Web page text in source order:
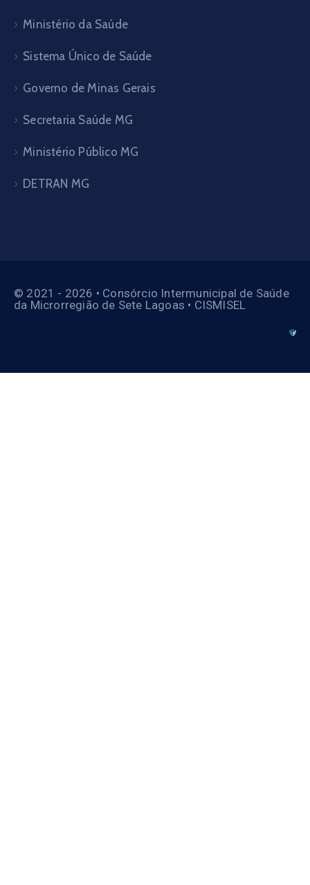
Ministério da Saúde
Sistema Único de Saúde
Governo de Minas Gerais
Secretaria Saúde MG
Ministério Público MG
DETRAN MG
© 2021 - 2026 • Consórcio Intermunicipal de Saúde
da Microrregião de Sete Lagoas • CISMISEL